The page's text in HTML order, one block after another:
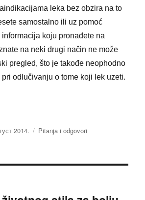
leka bez obzira na to
samostalno ili uz pomoć
koju pronađete na
na neki drugi način ne može
pregled, što je takođe neophodno
odlučivanju o tome koji lek uzeti.
2014. Категорије
Pitanja i odgovori